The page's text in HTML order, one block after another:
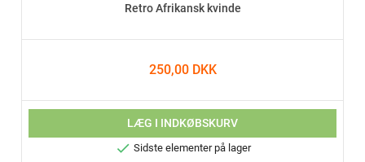
Retro Afrikansk kvinde
250,00 DKK
LÆG I INDKØBSKURV
 Sidste elementer på lager